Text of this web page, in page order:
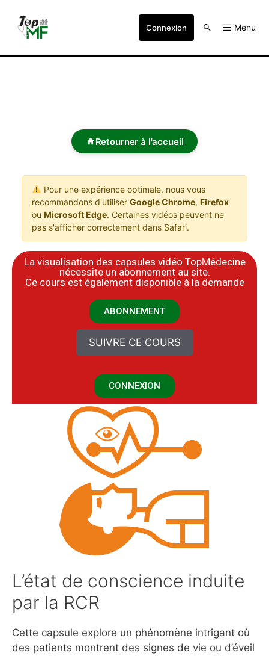
Connexion Menu
Retourner à l'accueil
Pour une expérience optimale, nous vous
recommandons d'utiliser Google Chrome, Firefox
ou Microsoft Edge. Certaines vidéos peuvent ne
pas s'afficher correctement dans Safari.
La visualisation des capsules vidéo TopMédecine
nécessite un abonnement au site.
​Ce cours est également disponible à la demande
ABONNEMENT
SUIVRE CE COURS
CONNEXION
L’état de conscience induite
par la RCR
Cette capsule explore un phénomène intrigant où
des patients montrent des signes de vie ou d’éveil